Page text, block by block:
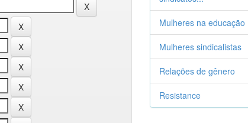
Mulheres na educação
Mulheres sindicalistas
Relações de gênero
Resistance